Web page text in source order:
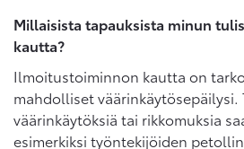
Millaisista tapauksista minun
kautta?
Ilmoitustoiminnon kautta on
mahdolliset väärinkäytösepäilysi.
väärinkäytöksiä tai rikkomuksia
esimerkiksi työntekijöiden